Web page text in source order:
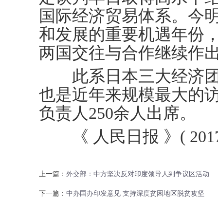
国际经济贸易体系。今
和发展的重要机遇年份
两国交往与合作继续作
此系日本三大经济团
也是近年来规模最大的
负责人250余人出席。
《 人民日报 》( 2017
上一篇： 外交部：中方坚决反对印度领导人到争议区活动
下一篇： 中办国办印发意见 支持深度贫困地区脱贫攻坚